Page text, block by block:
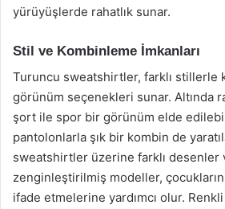
yürüyüşlerde rahatlık sunar.
Stil ve Kombinleme İmkanları
Turuncu sweatshirtler, farklı stillerle
görünüm seçenekleri sunar. Altında
şort ile spor bir görünüm elde
pantolonlarla şık bir kombin de
sweatshirtler üzerine farklı desenler
zenginleştirilmiş modeller, çocukların
ifade etmelerine yardımcı olur.